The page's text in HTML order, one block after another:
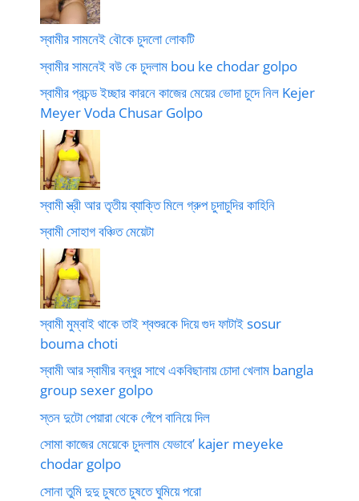
স্বামীর সামনেই বৌকে চুদলো লোকটি
স্বামীর সামনেই বউ কে চুদলাম bou ke chodar golpo
স্বামীর প্রচন্ড ইচ্ছার কারনে কাজের মেয়ের ভোদা চুদে নিল Kejer
Meyer Voda Chusar Golpo
স্বামী স্ত্রী আর তৃতীয় ব্যাক্তি মিলে গ্রুপ চুদাচুদির কাহিনি
স্বামী সোহাগ বঞ্চিত মেয়েটা
স্বামী মুম্বাই থাকে তাই শ্বশুরকে দিয়ে গুদ ফাটাই sosur
bouma choti
স্বামী আর স্বামীর বন্ধুর সাথে একবিছানায় চোদা খেলাম bangla
group sexer golpo
স্তন দুটো পেয়ারা থেকে পেঁপে বানিয়ে দিল
সোমা কাজের মেয়েকে চুদলাম যেভাবে’ kajer meyeke
chodar golpo
সোনা তুমি দুদু চুষতে চুষতে ঘুমিয়ে পরো